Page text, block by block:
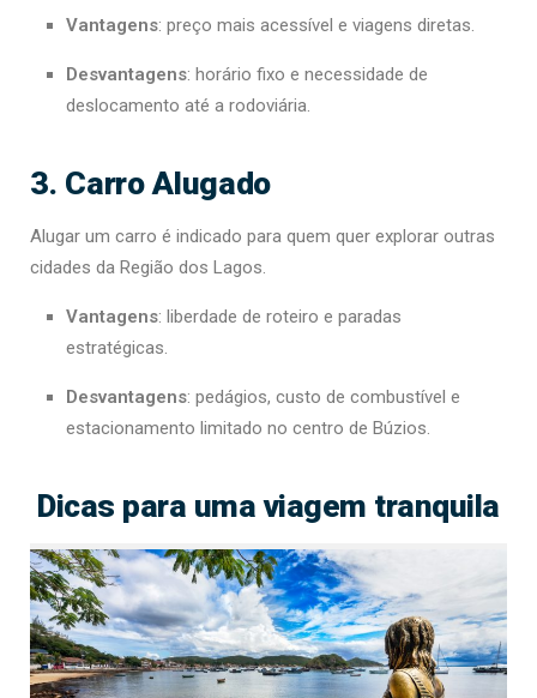
Vantagens: preço mais acessível e viagens diretas.
Desvantagens: horário fixo e necessidade de
deslocamento até a rodoviária.
3. Carro Alugado
Alugar um carro é indicado para quem quer explorar outras
cidades da Região dos Lagos.
Vantagens: liberdade de roteiro e paradas
estratégicas.
Desvantagens: pedágios, custo de combustível e
estacionamento limitado no centro de Búzios.
Dicas para uma viagem tranquila